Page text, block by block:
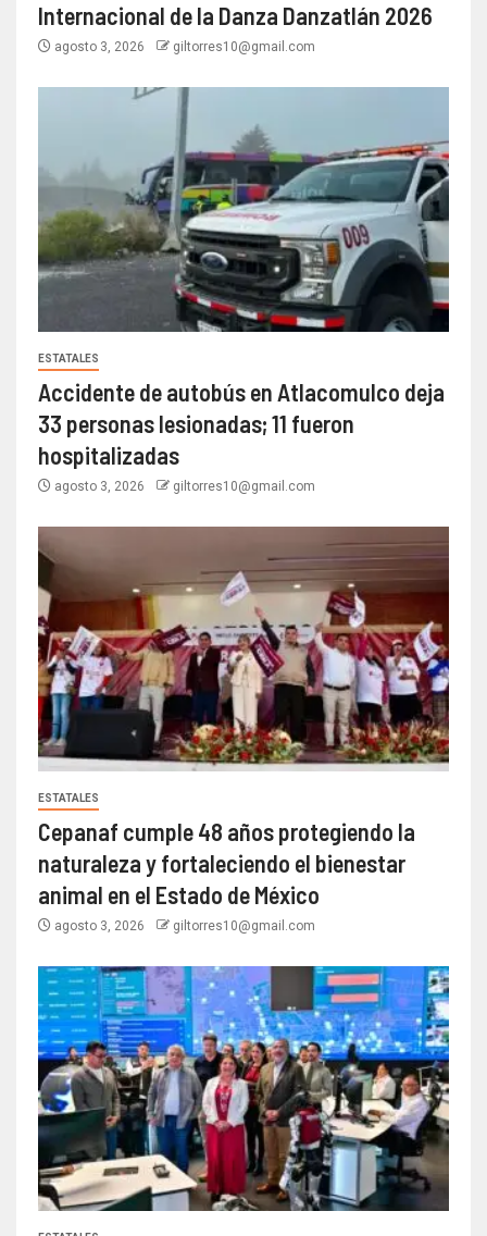
Internacional de la Danza Danzatlán 2026
agosto 3, 2026 giltorres10@gmail.com
ESTATALES
Accidente de autobús en Atlacomulco deja
33 personas lesionadas; 11 fueron
hospitalizadas
agosto 3, 2026 giltorres10@gmail.com
ESTATALES
Cepanaf cumple 48 años protegiendo la
naturaleza y fortaleciendo el bienestar
animal en el Estado de México
agosto 3, 2026 giltorres10@gmail.com